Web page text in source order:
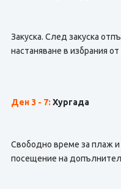
Закуска. След закуска
настаняване в избрания
Ден 3 - 7: Хургада
Свободно време за плаж
посещение на